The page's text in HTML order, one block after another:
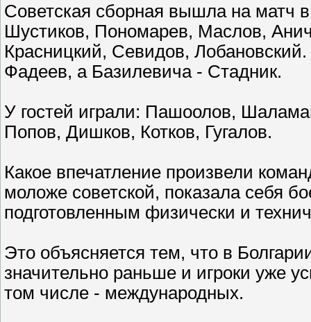
Советская сборная вышла на матч
Шустиков, Пономарев, Маслов,
Красницкий, Севидов,
Фадеев, а Базилевича - Стадник.
У гостей играли: Пашоолов,
Попов, Дишков, Котков, Гугалов.
Какое впечатление произвели
моложе советской, показала себя
подготовленным физически и
Это объясняется тем, что в
значительно раньше и игроки уже
том числе - международных.